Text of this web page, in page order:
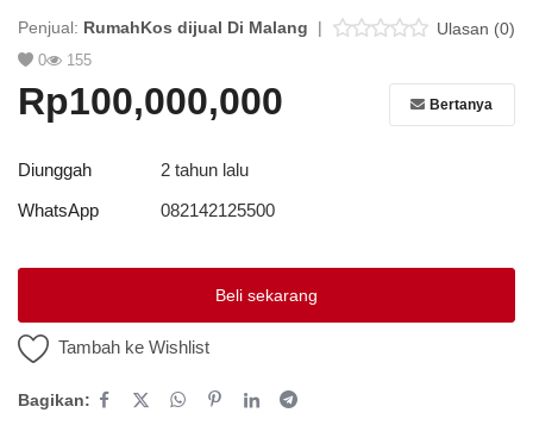
Home
Wishlist
Blog
Tentang Kami
Hubungi Kami
Penjual: RumahKos dijual Di Malang | Ulasan (0)
0 155
Rp100,000,000 Bertanya
Diunggah
2 tahun lalu
WhatsApp
082142125500
Beli sekarang
Tambah ke Wishlist
Bagikan: